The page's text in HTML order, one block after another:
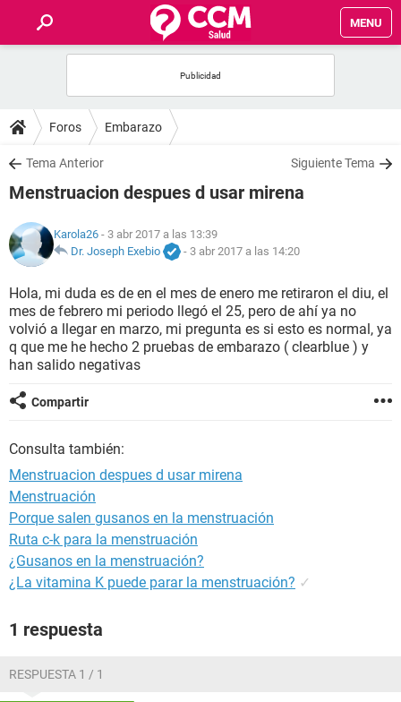
MENU
FOROS
SALUD
NUTRICIÓN
BIENESTAR
SEXUALIDAD
GLOSARIO
Foros Embarazo
Tema Anterior Siguiente Tema
Menstruacion despues d usar mirena
Karola26 - 3 abr 2017 a las 13:39
Dr. Joseph Exebio
- 3 abr 2017 a las 14:20
Hola, mi duda es de en el mes de enero me retiraron el diu, el
mes de febrero mi periodo llegó el 25, pero de ahí ya no
volvió a llegar en marzo, mi pregunta es si esto es normal, ya
q que me he hecho 2 pruebas de embarazo ( clearblue ) y
han salido negativas
Compartir
Consulta también:
Menstruacion despues d usar mirena
Menstruación
Porque salen gusanos en la menstruación
Ruta c-k para la menstruación
¿Gusanos en la menstruación?
¿La vitamina K puede parar la menstruación? ✓
1 respuesta
RESPUESTA 1 / 1